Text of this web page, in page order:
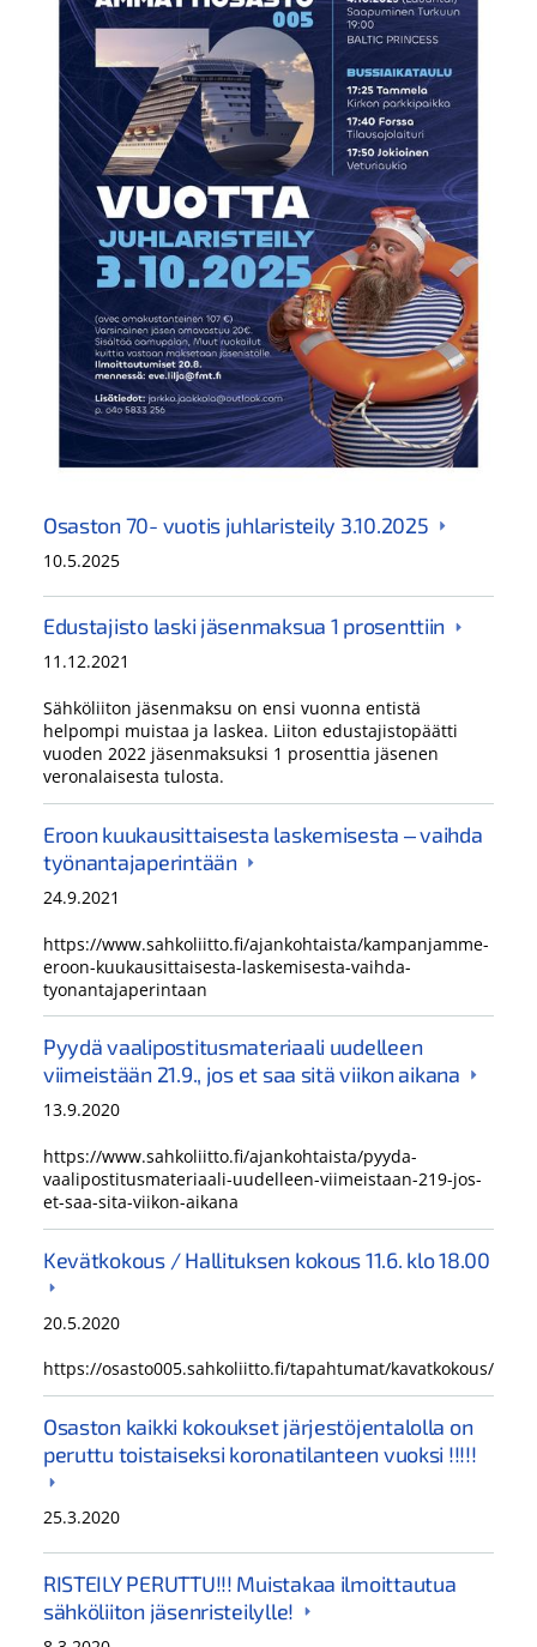
Osaston 70- vuotis juhlaristeily 3.10.2025
10.5.2025
Edustajisto laski jäsenmaksua 1 prosenttiin
11.12.2021
Sähköliiton jäsenmaksu on ensi vuonna entistä
helpompi muistaa ja laskea. Liiton edustajistopäätti
vuoden 2022 jäsenmaksuksi 1 prosenttia jäsenen
veronalaisesta tulosta.
Eroon kuukausittaisesta laskemisesta ‒ vaihda
työnantajaperintään
24.9.2021
https://www.sahkoliitto.fi/ajankohtaista/kampanjamme-
eroon-kuukausittaisesta-laskemisesta-vaihda-
tyonantajaperintaan
Pyydä vaalipostitusmateriaali uudelleen
viimeistään 21.9., jos et saa sitä viikon aikana
13.9.2020
https://www.sahkoliitto.fi/ajankohtaista/pyyda-
vaalipostitusmateriaali-uudelleen-viimeistaan-219-jos-
et-saa-sita-viikon-aikana
Kevätkokous / Hallituksen kokous 11.6. klo 18.00
20.5.2020
https://osasto005.sahkoliitto.fi/tapahtumat/kavatkokous/
Osaston kaikki kokoukset järjestöjentalolla on
peruttu toistaiseksi koronatilanteen vuoksi !!!!!
25.3.2020
RISTEILY PERUTTU!!! Muistakaa ilmoittautua
sähköliiton jäsenristeilylle!